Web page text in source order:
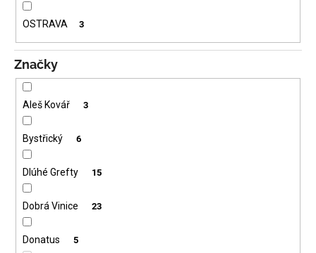
OSTRAVA 3
Značky
Aleš Kovář 3
Bystřický 6
Dlúhé Grefty 15
Dobrá Vinice 23
Donatus 5